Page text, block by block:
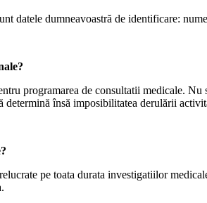
datele dumneavoastră de identificare:
programarea de consultatii medicale.
determină însă imposibilitatea derulării
pe toata durata investigatiilor